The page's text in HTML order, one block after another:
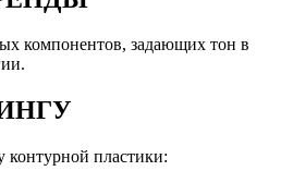
компонентов, задающих тон в
пластики: